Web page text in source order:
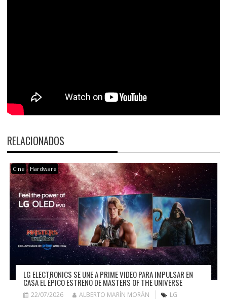
RELACIONADOS
Cine Hardware
LG ELECTRONICS SE UNE A PRIME VIDEO PARA IMPULSAR EN
CASA EL ÉPICO ESTRENO DE MASTERS OF THE UNIVERSE
22/07/2026 ALBERTO MARÍN MORÁN LG